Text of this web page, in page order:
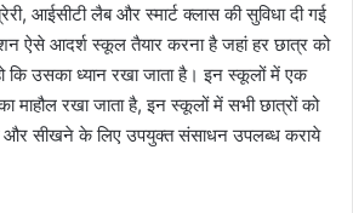
आईसीटी लैब और स्मार्ट क्लास की सुविधा दी गई
ऐसे आदर्श स्कूल तैयार करना है जहां हर छात्र को
उसका ध्यान रखा जाता है। इन स्कूलों में एक
माहौल रखा जाता है, इन स्कूलों में सभी छात्रों को
और सीखने के लिए उपयुक्त संसाधन उपलब्ध कराये